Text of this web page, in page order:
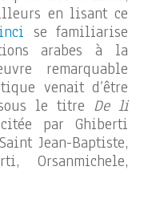
en lisant ce
se familiarise
arabes à la
remarquable
venait d’être
le titre De li
par Ghiberti
Saint Jean-Baptiste,
Orsanmichele,